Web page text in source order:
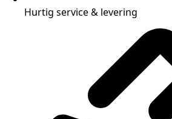
Hurtig service & levering